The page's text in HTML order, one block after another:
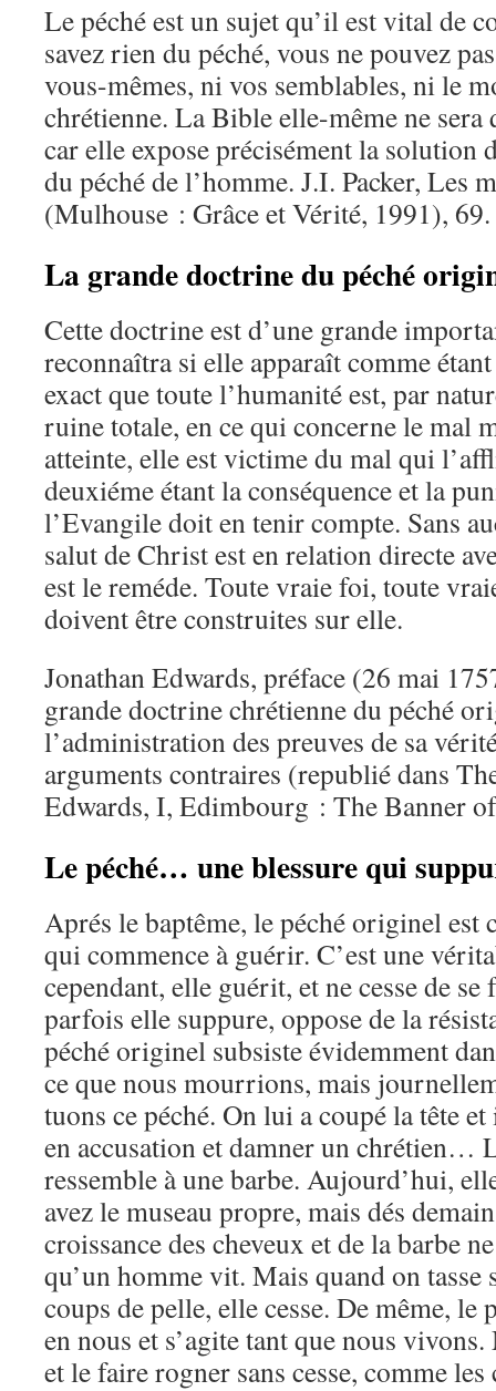
Le péché est un sujet qu’il est vital de
savez rien du péché, vous ne pouvez
vous-mêmes, ni vos semblables, ni le
chrétienne. La Bible elle-même ne sera
car elle expose précisément la solution
du péché de l’homme. J.I. Packer, Les
(Mulhouse : Grâce et Vérité, 1991), 69.
La grande doctrine du péché
Cette doctrine est d’une grande
reconnaîtra si elle apparaît comme
exact que toute l’humanité est, par
ruine totale, en ce qui concerne le mal
atteinte, elle est victime du mal qui
deuxiéme étant la conséquence et la
l’Evangile doit en tenir compte. Sans
salut de Christ est en relation directe
est le reméde. Toute vraie foi, toute
doivent être construites sur elle.
Jonathan Edwards, préface (26 mai
grande doctrine chrétienne du péché
l’administration des preuves de sa
arguments contraires (republié dans
Edwards, I, Edimbourg : The Banner
Le péché… une blessure qui
Aprés le baptême, le péché originel est
qui commence à guérir. C’est une
cependant, elle guérit, et ne cesse de
parfois elle suppure, oppose de la
péché originel subsiste évidemment
ce que nous mourrions, mais
tuons ce péché. On lui a coupé la tête
en accusation et damner un chrétien…
ressemble à une barbe. Aujourd’hui,
avez le museau propre, mais dés
croissance des cheveux et de la barbe
qu’un homme vit. Mais quand on
coups de pelle, elle cesse. De même, le
en nous et s’agite tant que nous
et le faire rogner sans cesse, comme les